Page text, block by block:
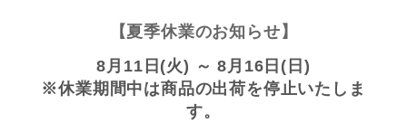
【夏季休業のお知らせ】
8月11日(火) ～ 8月16日(日)
※休業期間中は商品の出荷を停止いたしま
す。